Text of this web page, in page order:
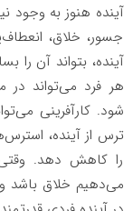
آینده هنوز به وجود
جسور، خلاق،
آینده، بتواند آن را
هر فرد می‌تواند
شود. کارآفرینی
ترس از آینده،
را کاهش دهد.
می‌دهیم خلاق باشد